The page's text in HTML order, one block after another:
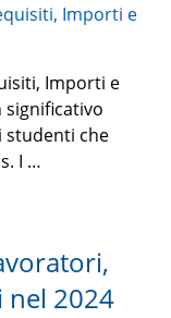
Importi e
significativo
studenti che
I …
nel 2024